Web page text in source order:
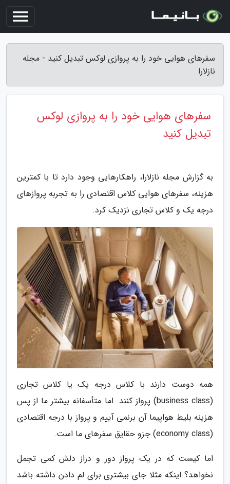
سفرهای هوایی خود را به پروازی لوکس تبدیل کنید - مجله
نازلارا
سفرهای هوایی خود را به پروازی لوکس
تبدیل کنید
به گزارش مجله نازلارا، راهکارهایی وجود دارد تا با کمترین
هزینه، سفرهای هوایی کلاس اقتصادی را به تجربه پروازهای
درجه یک و کلاس تجاری نزدیک کرد.
همه دوست دارند با کلاس درجه یک یا کلاس تجاری
(business class) پرواز کنند. اما متأسفانه بیشتر ما از پس
هزینه بلیط هواپیما آن برنمی آییم و پرواز با درجه اقتصادی
(economy class) جزو حقایق سفرهای ما است.
اما کیست که در یک پرواز دور و دراز دلش کمی تجمل
نخواهد؟ اینکه مثلا جای بیشتری برای لم دادن داشته باشد